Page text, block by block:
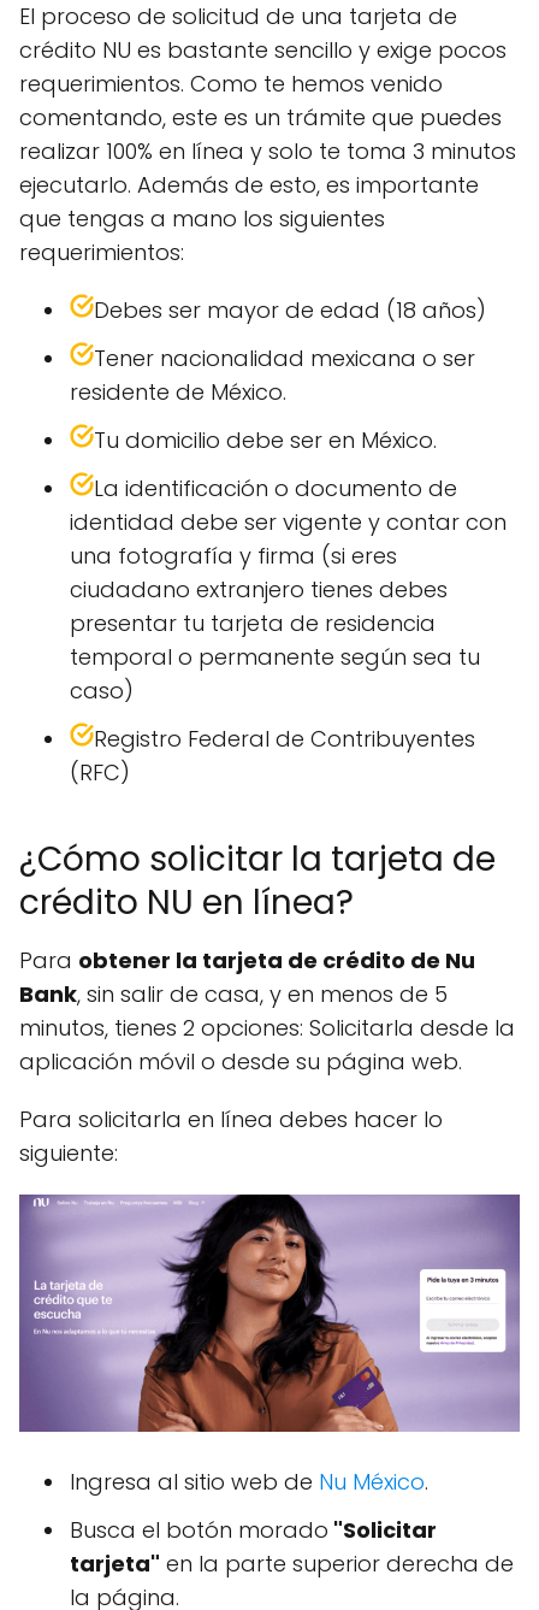
El proceso de solicitud de una tarjeta de
crédito NU es bastante sencillo y exige pocos
requerimientos. Como te hemos venido
comentando, este es un trámite que puedes
realizar 100% en línea y solo te toma 3 minutos
ejecutarlo. Además de esto, es importante
que tengas a mano los siguientes
requerimientos:
Debes ser mayor de edad (18 años)
Tener nacionalidad mexicana o ser
residente de México.
Tu domicilio debe ser en México.
La identificación o documento de
identidad debe ser vigente y contar con
una fotografía y firma (si eres
ciudadano extranjero tienes debes
presentar tu tarjeta de residencia
temporal o permanente según sea tu
caso)
Registro Federal de Contribuyentes
(RFC)
¿Cómo solicitar la tarjeta de
crédito NU en línea?
Para obtener la tarjeta de crédito de Nu
Bank, sin salir de casa, y en menos de 5
minutos, tienes 2 opciones: Solicitarla desde la
aplicación móvil o desde su página web.
Para solicitarla en línea debes hacer lo
siguiente:
Ingresa al sitio web de Nu México.
Busca el botón morado "Solicitar
tarjeta" en la parte superior derecha de
la página.